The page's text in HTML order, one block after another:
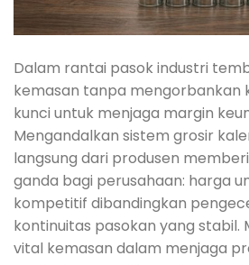
Dalam rantai pasok industri
kemasan tanpa mengorbankan
kunci untuk menjaga margin
Mengandalkan sistem grosir
langsung dari produsen
ganda bagi perusahaan: harga
kompetitif dibandingkan
kontinuitas pasokan yang stabil.
vital kemasan dalam menjaga